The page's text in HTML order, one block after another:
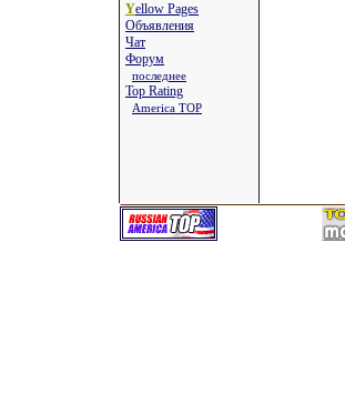
Yellow Pages
Объявления
Чат
Форум
последнее
Top Rating
America TOP